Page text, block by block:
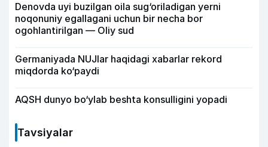
Denovda uyi buzilgan oila sug‘oriladigan yerni
noqonuniy egallagani uchun bir necha bor
ogohlantirilgan — Oliy sud
Germaniyada NUJlar haqidagi xabarlar rekord
miqdorda ko‘paydi
AQSH dunyo bo‘ylab beshta konsulligini yopadi
Tavsiyalar